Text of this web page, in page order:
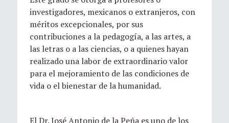
investigadores, mexicanos o extranjeros, con
méritos excepcionales, por sus
contribuciones a la pedagogía, a las artes, a
las letras o a las ciencias, o a quienes hayan
realizado una labor de extraordinario valor
para el mejoramiento de las condiciones de
vida o el bienestar de la humanidad.
El Dr. José Antonio de la Peña es uno de los